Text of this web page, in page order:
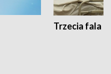
Trzecia fala -